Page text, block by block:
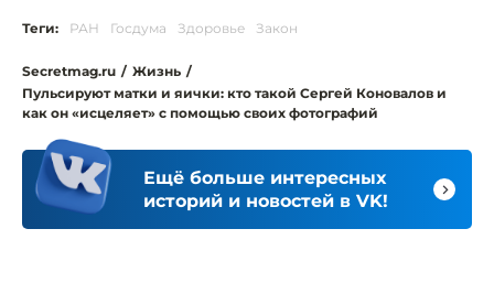
Теги: РАН Госдума Здоровье Закон
Secretmag.ru / Жизнь /
Пульсируют матки и яички: кто такой Сергей Коновалов и
как он «исцеляет» с помощью своих фотографий
Ещё больше интересных
историй и новостей в VK!